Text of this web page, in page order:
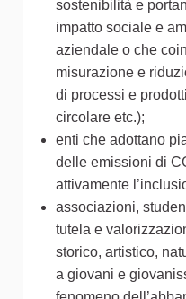
sostenibilità e
impatto sociale e
aziendale o che
misurazione e
di processi e
circolare etc.);
enti che adottano
delle emissioni di
attivamente
associazioni,
tutela e
storico, artistico,
a giovani e